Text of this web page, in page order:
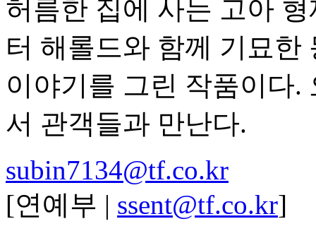
허름한 집에 사는 고아
터 해롤드와 함께 기묘한
이야기를 그린 작품이다.
서 관객들과 만난다.
subin7134@tf.co.kr
[연예부 | ssent@tf.co.kr]